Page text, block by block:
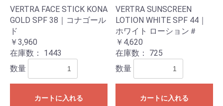
VERTRA FACE STICK KONA
GOLD SPF 38｜コナゴール
ド
￥3,960
在庫数： 1443
数量
カートに入れる
VERTRA SUNSCREEN
LOTION WHITE SPF 44｜
ホワイト ローション＃
￥4,620
在庫数： 725
数量
カートに入れる